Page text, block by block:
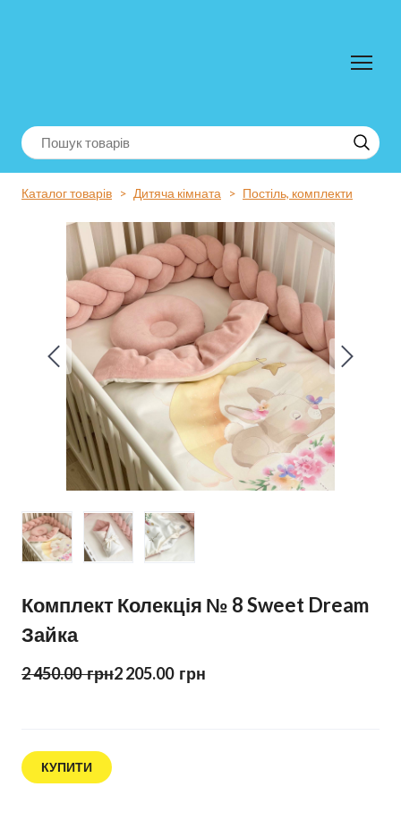
Каталог товарів Дитяча кімната Постіль, комплекти
Комплект Колекція № 8 Sweet Dream
Зайка
2 450.00  грн2 205.00  грн
КУПИТИ